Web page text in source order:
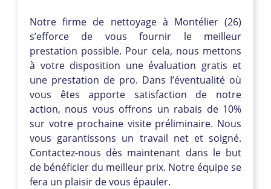
Notre firme de nettoyage à Montélier (26)
s’efforce de vous fournir le meilleur
prestation possible. Pour cela, nous mettons
à votre disposition une évaluation gratis et
une prestation de pro. Dans l’éventualité où
vous êtes apporte satisfaction de notre
action, nous vous offrons un rabais de 10%
sur votre prochaine visite préliminaire. Nous
vous garantissons un travail net et soigné.
Contactez-nous dès maintenant dans le but
de bénéficier du meilleur prix. Notre équipe se
fera un plaisir de vous épauler.